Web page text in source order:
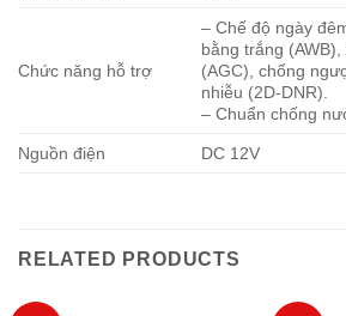
Chức năng hỗ trợ
– Chế độ ngày
bằng trắng
(AGC), chống
nhiễu (2D-DNR).
– Chuẩn chống
Nguồn điện DC 12V
RELATED PRODUCTS